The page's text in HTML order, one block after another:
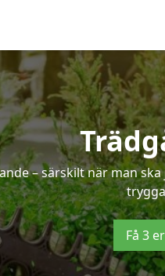
– särskilt när man
Få 3